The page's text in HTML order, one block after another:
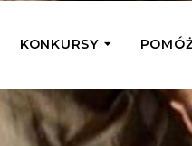
KONKURSY
Wyjedź z Nami